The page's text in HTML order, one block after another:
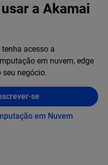
a Akamai
tenha acesso a
em nuvem, edge
seu negócio.
se
em Nuvem